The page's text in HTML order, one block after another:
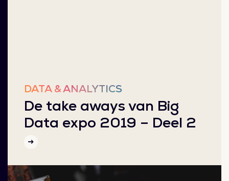
DATA & ANALYTICS
De take aways van Big
Data expo 2019 – Deel 2